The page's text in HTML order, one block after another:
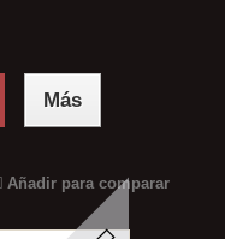
Más
Añadir para comparar